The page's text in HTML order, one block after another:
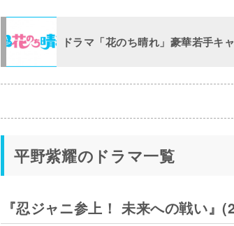
ドラマ「花のち晴れ」豪華若手キ
平野紫耀のドラマ一覧
『忍ジャニ参上！ 未来への戦い』